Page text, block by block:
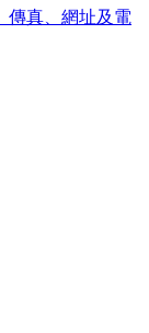
傳真、網址及電